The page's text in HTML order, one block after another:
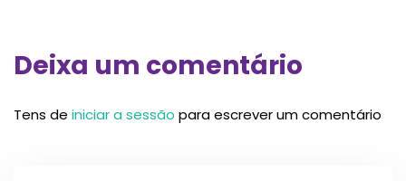
Deixa um comentário
Tens de iniciar a sessão para escrever um comentário